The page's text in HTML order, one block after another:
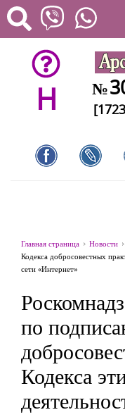
H №
Главная страница Новости
Кодекса добросовестных
сети «Интернет»
по
Кодекса